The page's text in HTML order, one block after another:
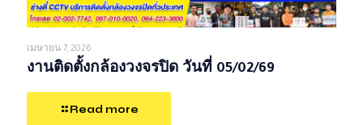
เมษายน 7, 2026
งานติดตั้งกล้องวงจรปิด วันที่ 05/02/69
Read more